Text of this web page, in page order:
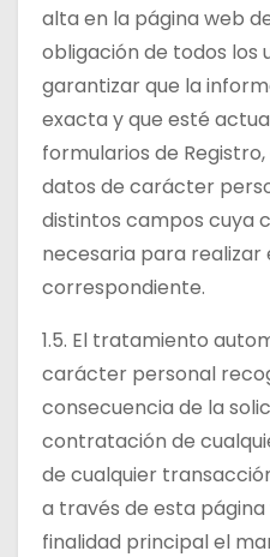
alta en la página web
obligación de todos los
garantizar que la
exacta y que esté
formularios de
datos de carácter
distintos campos cuya
necesaria para realizar
correspondiente.
1.5. El tratamiento
carácter personal
consecuencia de la
contratación de
de cualquier
a través de esta
finalidad principal el